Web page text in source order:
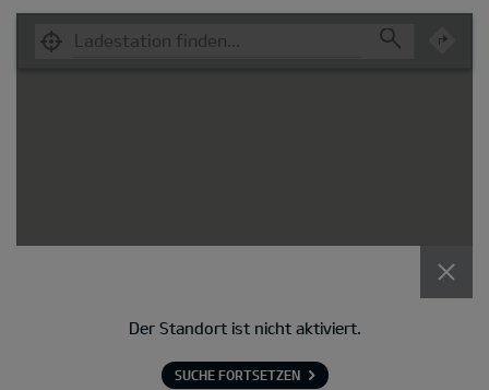
Der Standort ist nicht aktiviert.
SUCHE FORTSETZEN